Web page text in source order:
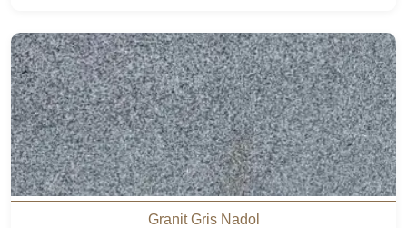
Granit Gris Nadol